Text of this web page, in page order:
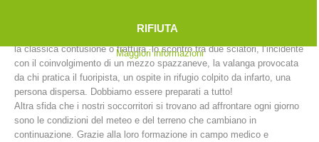
Gli interventi nelle aree sciistiche sono davvero di molteplice natura:
la classica contusione o frattura, lo scontro tra due sciatori, l’incidente
con il coinvolgimento di un mezzo spazzaneve, la valanga provocata
da chi pratica il fuoripista, un ospite in rifugio colpito da infarto, una
persona dispersa. Dobbiamo essere preparati a tutto!
Altra sfida che i nostri soccorritori si trovano ad affrontare ogni giorno
sono le condizioni del meteo e del terreno che cambiano in
continuazione. Grazie alla loro formazione in campo medico e
RIFIUTA
Maggiori informazioni